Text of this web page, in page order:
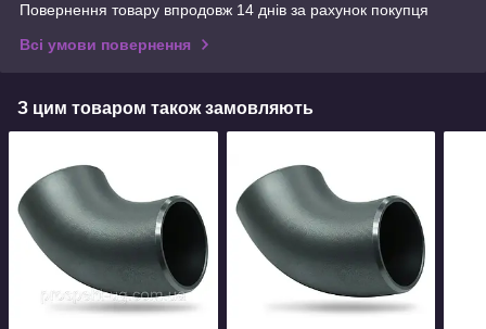
Повернення товару впродовж 14 днів за рахунок покупця
Всі умови повернення
З цим товаром також замовляють